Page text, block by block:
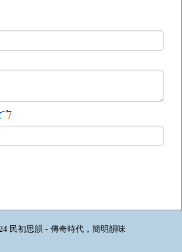
民初思韻 - 傳奇時代，簡明韻味